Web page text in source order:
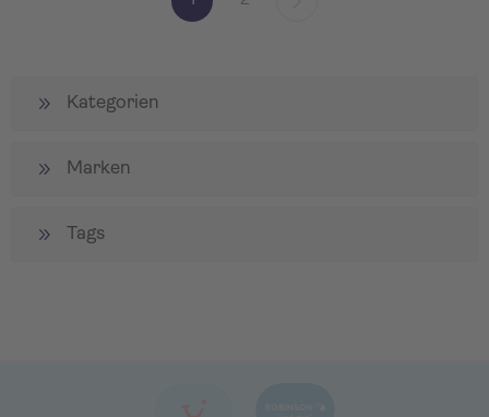
Kategorien
Marken
Tags